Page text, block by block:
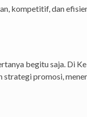
kompetitif, dan
begitu saja. Di
promosi,